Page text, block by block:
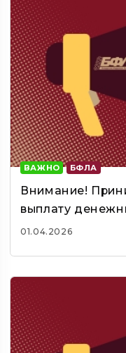
ВАЖНО БФЛА
Внимание!
выплату
01.04.2026